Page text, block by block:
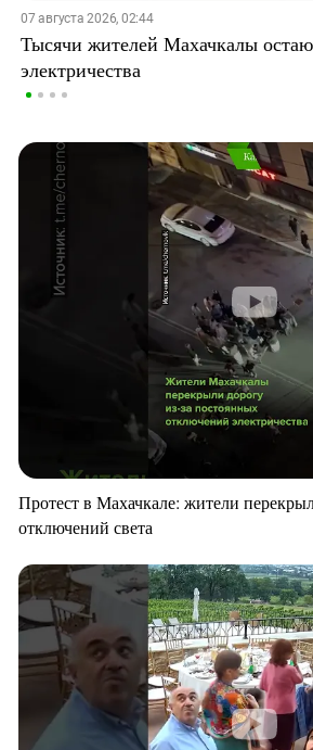
07 августа 2026, 02:44
Тысячи жителей Махачкалы
электричества
Протест в Махачкале: жители
отключений света